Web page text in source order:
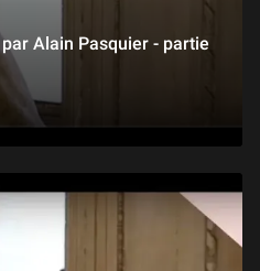
Alain Pasquier - partie